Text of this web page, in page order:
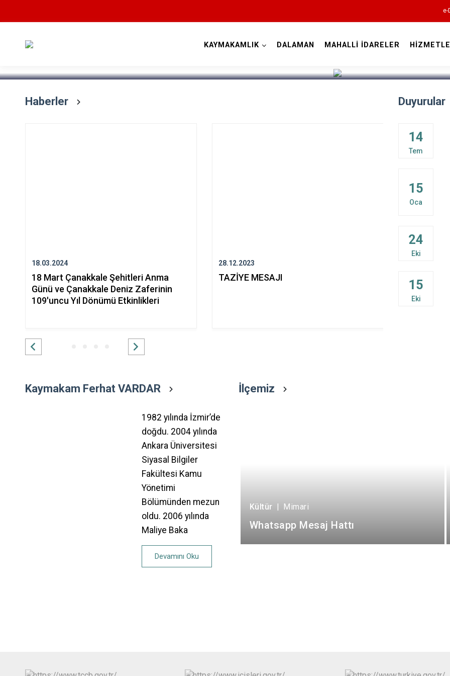
e-
Datça
Köyceğiz
KAYMAKAMLIK DALAMAN MAHALLİ İDARELER
Haberler
18.03.2024
18 Mart Çanakkale Şehitleri Anma
Günü ve Çanakkale Deniz Zaferinin
109'uncu Yıl Dönümü Etkinlikleri
28.12.2023
TAZİYE MESAJI
Mustafa
Duyurular
14
Tem
15
Oca
24
Eki
15
Eki
Kaymakam Ferhat VARDAR
1982 yılında İzmir’de
doğdu. 2004 yılında
Ankara Üniversitesi
Siyasal Bilgiler
Fakültesi Kamu
Yönetimi
Bölümünden mezun
oldu. 2006 yılında
Maliye Baka
Devamını Oku
İlçemiz
Kültür | Mimari
Whatsapp Mesaj Hattı